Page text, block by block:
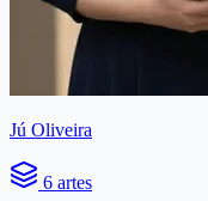
Jú Oliveira
6 artes